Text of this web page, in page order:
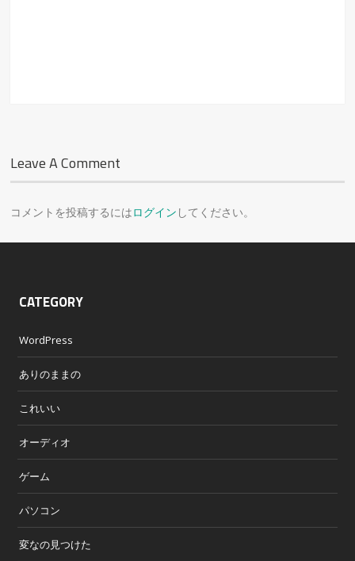
Leave A Comment
コメントを投稿するにはログイン してください。
CATEGORY
WordPress
ありのままの
これいい
オーディオ
ゲーム
パソコン
変なの見つけた